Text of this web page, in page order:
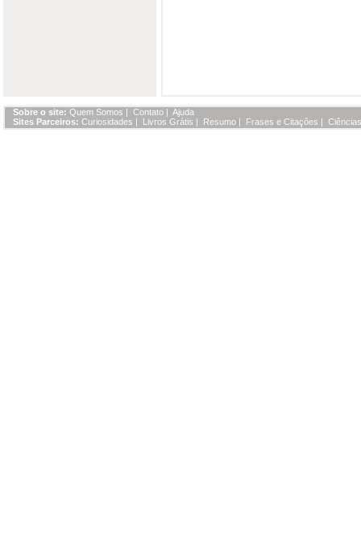
Sobre o site: Quem Somos | Contato | Ajuda
Sites Parceiros: Curiosidades | Livros Grátis | Resumo | Frases e Citações |